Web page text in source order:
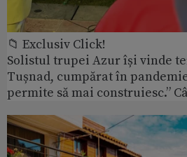
📁 Exclusiv Click!
Solistul trupei Azur își vinde
Tușnad, cumpărat în
permite să mai construiesc.”